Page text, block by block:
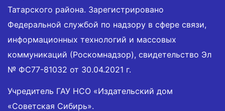
Татарского района. Зарегистрировано
Федеральной службой по надзору в сфере связи,
информационных технологий и массовых
коммуникаций (Роскомнадзор), свидетельство Эл
№ ФС77-81032 от 30.04.2021 г.
Учредитель ГАУ НСО «Издательский дом
«Советская Сибирь».